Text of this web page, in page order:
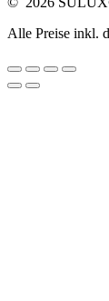
Alle Preise inkl.